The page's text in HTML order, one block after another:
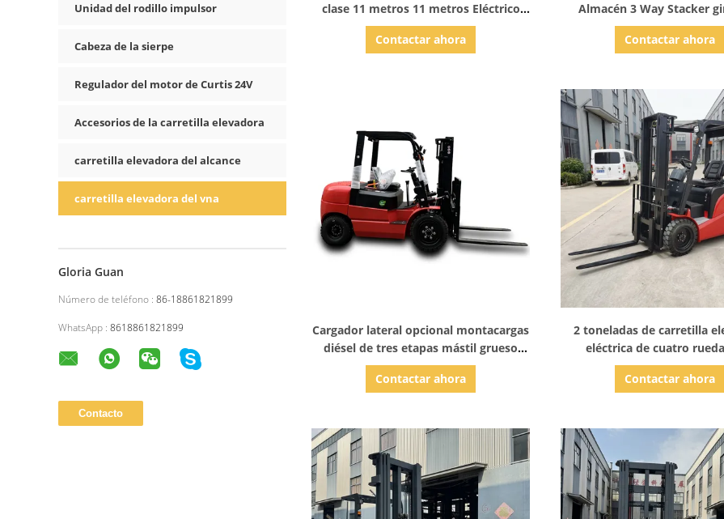
Unidad del rodillo impulsor
Cabeza de la sierpe
Regulador del motor de Curtis 24V
Accesorios de la carretilla elevadora
carretilla elevadora del alcance
carretilla elevadora del vna
Gloria Guan
Número de teléfono : 86-18861821899
WhatsApp : 8618861821899
clase 11 metros 11 metros Eléctrico
Multi Direccional Espacio estrecho
Contactar ahora
Almacén 3 Way Stacker
grados para el uso de
estrecho
Contactar ahora
Cargador lateral opcional montacargas
diésel de tres etapas mástil grueso
potente y duradero
Contactar ahora
2 toneladas de carretilla
eléctrica de cuatro
certificación CE con
Contactar ahora